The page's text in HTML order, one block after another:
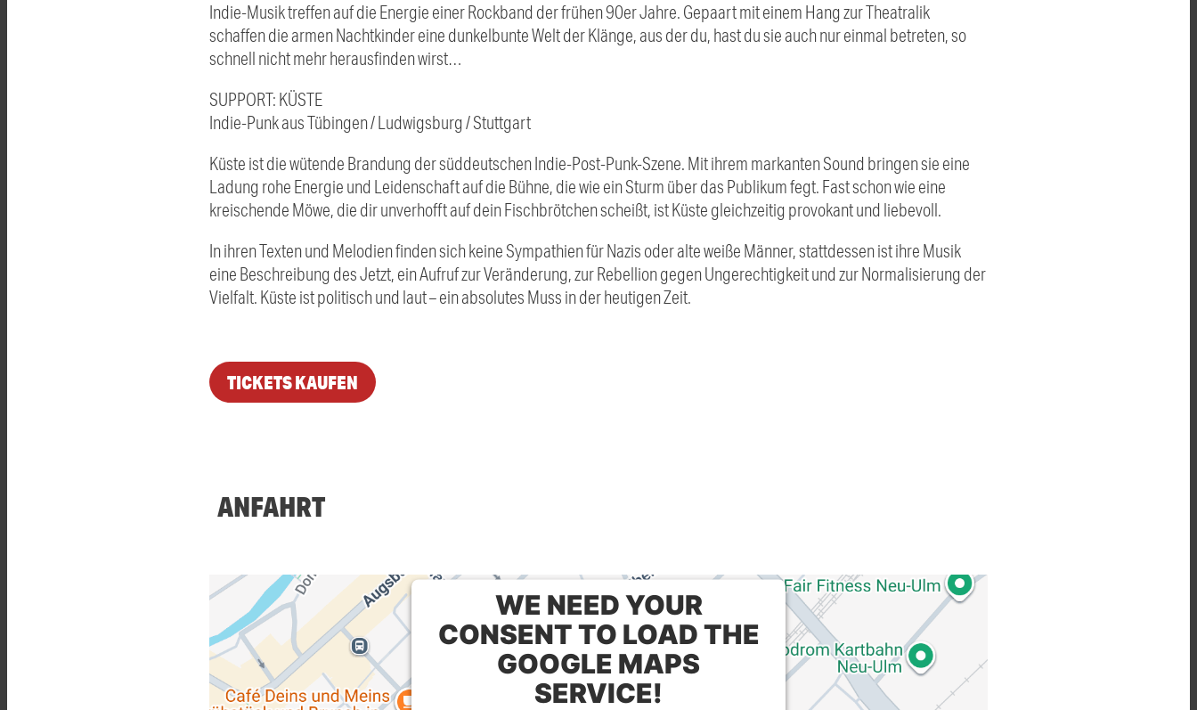
Indie-Musik treffen auf die Energie einer Rockband der frühen 90er Jahre. Gepaart mit einem Hang zur Theatralik
schaffen die armen Nachtkinder eine dunkelbunte Welt der Klänge, aus der du, hast du sie auch nur einmal betreten, so
schnell nicht mehr herausfinden wirst…
SUPPORT: KÜSTE
Indie-Punk aus Tübingen / Ludwigsburg / Stuttgart
Küste ist die wütende Brandung der süddeutschen Indie-Post-Punk-Szene. Mit ihrem markanten Sound bringen sie eine
Ladung rohe Energie und Leidenschaft auf die Bühne, die wie ein Sturm über das Publikum fegt. Fast schon wie eine
kreischende Möwe, die dir unverhofft auf dein Fischbrötchen scheißt, ist Küste gleichzeitig provokant und liebevoll.
In ihren Texten und Melodien finden sich keine Sympathien für Nazis oder alte weiße Männer, stattdessen ist ihre Musik
eine Beschreibung des Jetzt, ein Aufruf zur Veränderung, zur Rebellion gegen Ungerechtigkeit und zur Normalisierung der
Vielfalt. Küste ist politisch und laut – ein absolutes Muss in der heutigen Zeit.
TICKETS KAUFEN
ANFAHRT
WE NEED YOUR
CONSENT TO LOAD THE
GOOGLE MAPS
SERVICE!